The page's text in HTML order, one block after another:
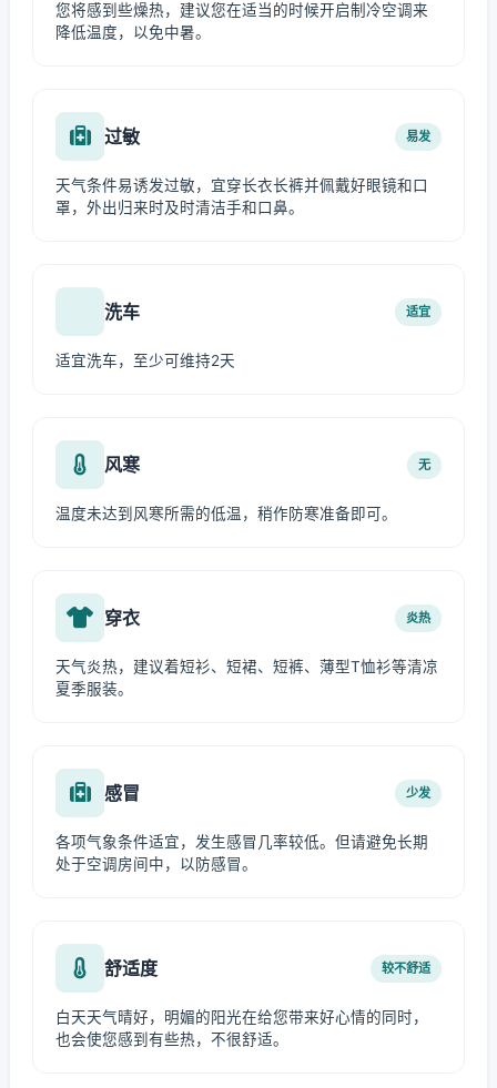
您将感到些燥热，建议您在适当的时候开启制冷空调来
降低温度，以免中暑。
过敏 易发
天气条件易诱发过敏，宜穿长衣长裤并佩戴好眼镜和口
罩，外出归来时及时清洁手和口鼻。
洗车 适宜
适宜洗车，至少可维持2天
风寒 无
温度未达到风寒所需的低温，稍作防寒准备即可。
穿衣 炎热
天气炎热，建议着短衫、短裙、短裤、薄型T恤衫等清凉
夏季服装。
感冒 少发
各项气象条件适宜，发生感冒几率较低。但请避免长期
处于空调房间中，以防感冒。
舒适度 较不舒适
白天天气晴好，明媚的阳光在给您带来好心情的同时，
也会使您感到有些热，不很舒适。